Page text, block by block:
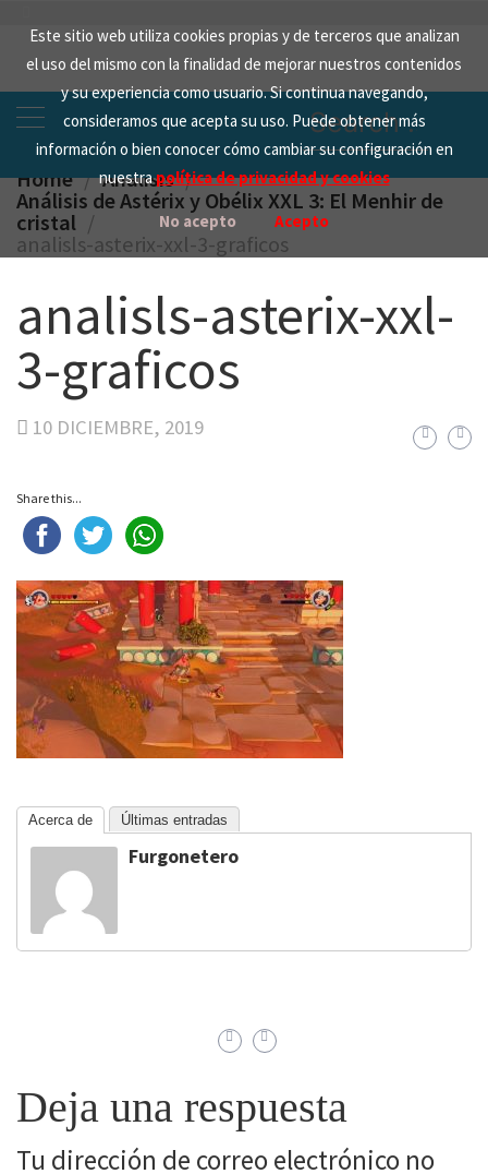
Este sitio web utiliza cookies propias y de terceros que analizan
el uso del mismo con la finalidad de mejorar nuestros contenidos
y su experiencia como usuario. Si continua navegando,
consideramos que acepta su uso. Puede obtener más
información o bien conocer cómo cambiar su configuración en
nuestrapolítica de privacidad y cookies
No acepto Acepto
content
Search
for:
Home Analisis
Análisis de Astérix y Obélix XXL 3: El Menhir de
cristal
analisls-asterix-xxl-3-graficos
analisls-asterix-xxl-
3-graficos
10 DICIEMBRE, 2019
Share this...
Acerca de Últimas entradas
Furgonetero
Deja una respuesta
Tu dirección de correo electrónico no